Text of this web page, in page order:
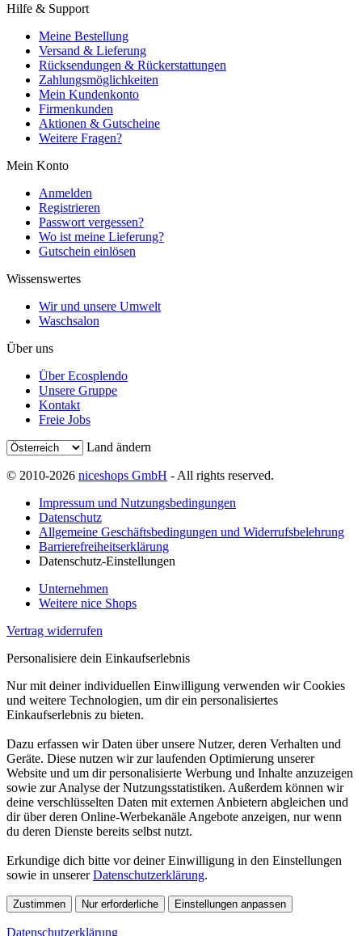
Hilfe & Support
Meine Bestellung
Versand & Lieferung
Rücksendungen & Rückerstattungen
Zahlungsmöglichkeiten
Mein Kundenkonto
Firmenkunden
Aktionen & Gutscheine
Weitere Fragen?
Mein Konto
Anmelden
Registrieren
Passwort vergessen?
Wo ist meine Lieferung?
Gutschein einlösen
Wissenswertes
Wir und unsere Umwelt
Waschsalon
Über uns
Über Ecosplendo
Unsere Gruppe
Kontakt
Freie Jobs
Land ändern
© 2010-2026 niceshops GmbH - All rights reserved.
Impressum und Nutzungsbedingungen
Datenschutz
Allgemeine Geschäftsbedingungen und Widerrufsbelehrung
Barrierefreiheitserklärung
Datenschutz-Einstellungen
Unternehmen
Weitere nice Shops
Vertrag widerrufen
Personalisiere dein Einkaufserlebnis
Nur mit deiner individuellen Einwilligung verwenden wir Cookies
und weitere Technologien, um dir ein personalisiertes
Einkaufserlebnis zu bieten.
Dazu erfassen wir Daten über unsere Nutzer, deren Verhalten und
Geräte. Diese nutzen wir zur laufenden Optimierung unserer
Website und um dir personalisierte Werbung und Inhalte anzuzeigen
sowie zur Analyse der Nutzungsstatistiken. Außerdem können wir
deine verschlüsselten Daten mit externen Anbietern abgleichen und
dir über deren Online-Werbekanäle Angebote anzeigen, nur wenn
du deren Dienste bereits selbst nutzt.
Erkundige dich bitte vor deiner Einwilligung in den Einstellungen
sowie in unsererDatenschutzerklärung.
Zustimmen Nur erforderliche Einstellungen anpassen
Datenschutzerklärung